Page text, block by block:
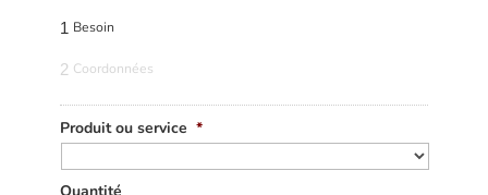
1 Besoin
2 Coordonnées
Produit ou service *